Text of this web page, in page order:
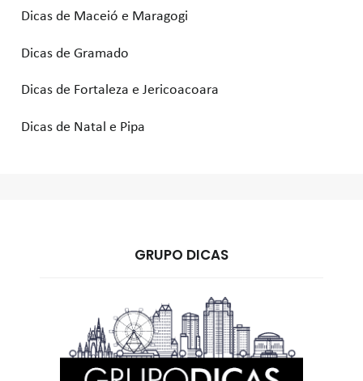
Dicas de Maceió e Maragogi
Dicas de Gramado
Dicas de Fortaleza e Jericoacoara
Dicas de Natal e Pipa
GRUPO DICAS